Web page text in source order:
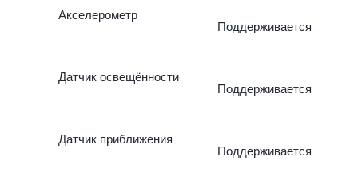
Акселерометр
Поддерживается
Датчик освещённости
Поддерживается
Датчик приближения
Поддерживается